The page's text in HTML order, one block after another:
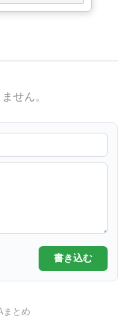
せん。
書き込む
まとめ